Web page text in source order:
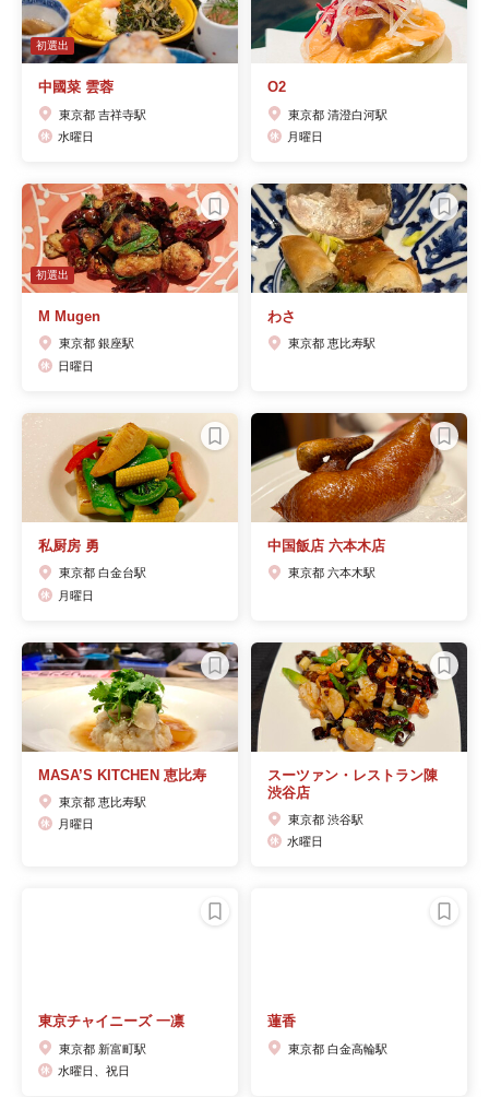
初選出
中國菜 雲蓉
東京都 吉祥寺駅
水曜日
O2
東京都 清澄白河駅
月曜日
初選出
M Mugen
東京都 銀座駅
日曜日
わさ
東京都 恵比寿駅
私厨房 勇
東京都 白金台駅
月曜日
中国飯店 六本木店
東京都 六本木駅
MASA’S KITCHEN 恵比寿
東京都 恵比寿駅
月曜日
スーツァン・レストラン陳
渋谷店
東京都 渋谷駅
水曜日
東京チャイニーズ 一凛
東京都 新富町駅
水曜日、祝日
蓮香
東京都 白金高輪駅